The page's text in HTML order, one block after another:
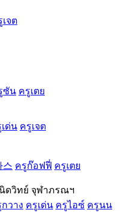
เจต
ซัน ครูเตย
ด่น ครูเจต
스 ครูก๊อฟฟี่ ครูเตย
ดวิทย์ จุฬาภรณฯ
วาง ครูเด่น ครูไอซ์ ครูนน